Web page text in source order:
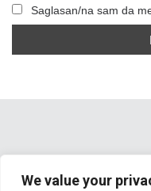
We value your
Saglasan/na sam da